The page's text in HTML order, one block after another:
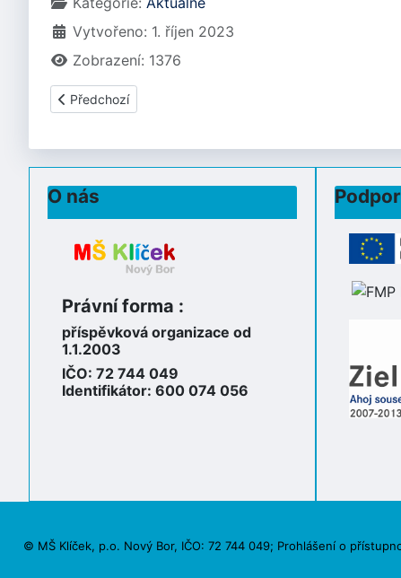
Vytvořeno: 1. říjen 2023
Zobrazení: 1376
Předchozí článek: PROGRAM NA MĚSÍC LISTOPAD 2023
Předchozí
O nás
Právní forma :
příspěvková organizace od
1.1.2003
IČO: 72 744 049
Identifikátor: 600 074 056
© MŠ Klíček, p.o. Nový Bor, IČO: 72 744 049; Prohlášení o